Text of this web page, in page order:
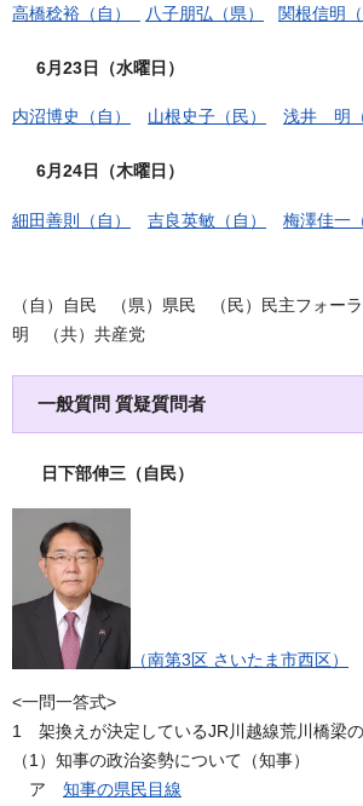
高橋稔裕（自） 八子朋弘（県） 関根信明（
6月23日（水曜日）
内沼博史（自） 山根史子（民） 浅井 明（
6月24日（木曜日）
細田善則（自） 吉良英敏（自） 梅澤佳一
（自）自民 （県）県民 （民）民主フォー
明 （共）共産党
一般質問 質疑質問者
日下部伸三（自民）
（南第3区 さいたま市西区）
<一問一答式>
1 架換えが決定しているJR川越線荒川橋梁
（1）知事の政治姿勢について（知事）
ア 知事の県民目線